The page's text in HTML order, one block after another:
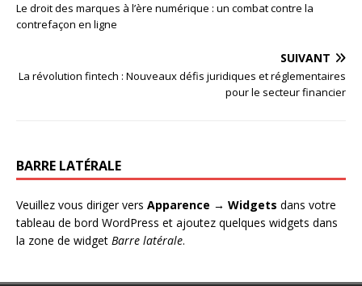
Le droit des marques à l’ère numérique : un combat contre la
contrefaçon en ligne
SUIVANT
La révolution fintech : Nouveaux défis juridiques et réglementaires
pour le secteur financier
BARRE LATÉRALE
Veuillez vous diriger vers Apparence → Widgets dans votre
tableau de bord WordPress et ajoutez quelques widgets dans
la zone de widget Barre latérale.